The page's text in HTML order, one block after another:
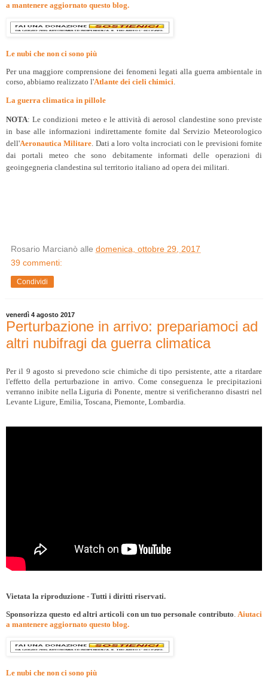
a mantenere aggiornato questo blog.
Le nubi che non ci sono più
Per una maggiore comprensione dei fenomeni legati alla guerra ambientale in
corso, abbiamo realizzato l'Atlante dei cieli chimici.
La guerra climatica in pillole
NOTA: Le condizioni meteo e le attività di aerosol clandestine sono previste
in base alle informazioni indirettamente fornite dal Servizio Meteorologico
dell'Aeronautica Militare. Dati a loro volta incrociati con le previsioni fornite
dai portali meteo che sono debitamente informati delle operazioni di
geoingegneria clandestina sul territorio italiano ad opera dei militari.
Rosario Marcianò alle domenica, ottobre 29, 2017
39 commenti:
Condividi
venerdì 4 agosto 2017
Perturbazione in arrivo: prepariamoci ad
altri nubifragi da guerra climatica
Per il 9 agosto si prevedono scie chimiche di tipo persistente, atte a ritardare
l'effetto della perturbazione in arrivo. Come conseguenza le precipitazioni
verranno inibite nella Liguria di Ponente, mentre si verificheranno disastri nel
Levante Ligure, Emilia, Toscana, Piemonte, Lombardia.
Vietata la riproduzione - Tutti i diritti riservati.
Sponsorizza questo ed altri articoli con un tuo personale contributo Aiutaci
a mantenere aggiornato questo blog.
Le nubi che non ci sono più